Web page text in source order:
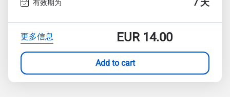
有效期为 7 天
更多信息 EUR14.00
Add to cart